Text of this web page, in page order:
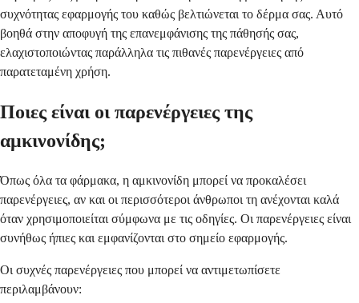
συχνότητας εφαρμογής του καθώς βελτιώνεται το δέρμα σας. Αυτό
βοηθά στην αποφυγή της επανεμφάνισης της πάθησής σας,
ελαχιστοποιώντας παράλληλα τις πιθανές παρενέργειες από
παρατεταμένη χρήση.
Ποιες είναι οι παρενέργειες της
αμκινονίδης;
Όπως όλα τα φάρμακα, η αμκινονίδη μπορεί να προκαλέσει
παρενέργειες, αν και οι περισσότεροι άνθρωποι τη ανέχονται καλά
όταν χρησιμοποιείται σύμφωνα με τις οδηγίες. Οι παρενέργειες είναι
συνήθως ήπιες και εμφανίζονται στο σημείο εφαρμογής.
Οι συχνές παρενέργειες που μπορεί να αντιμετωπίσετε
περιλαμβάνουν: